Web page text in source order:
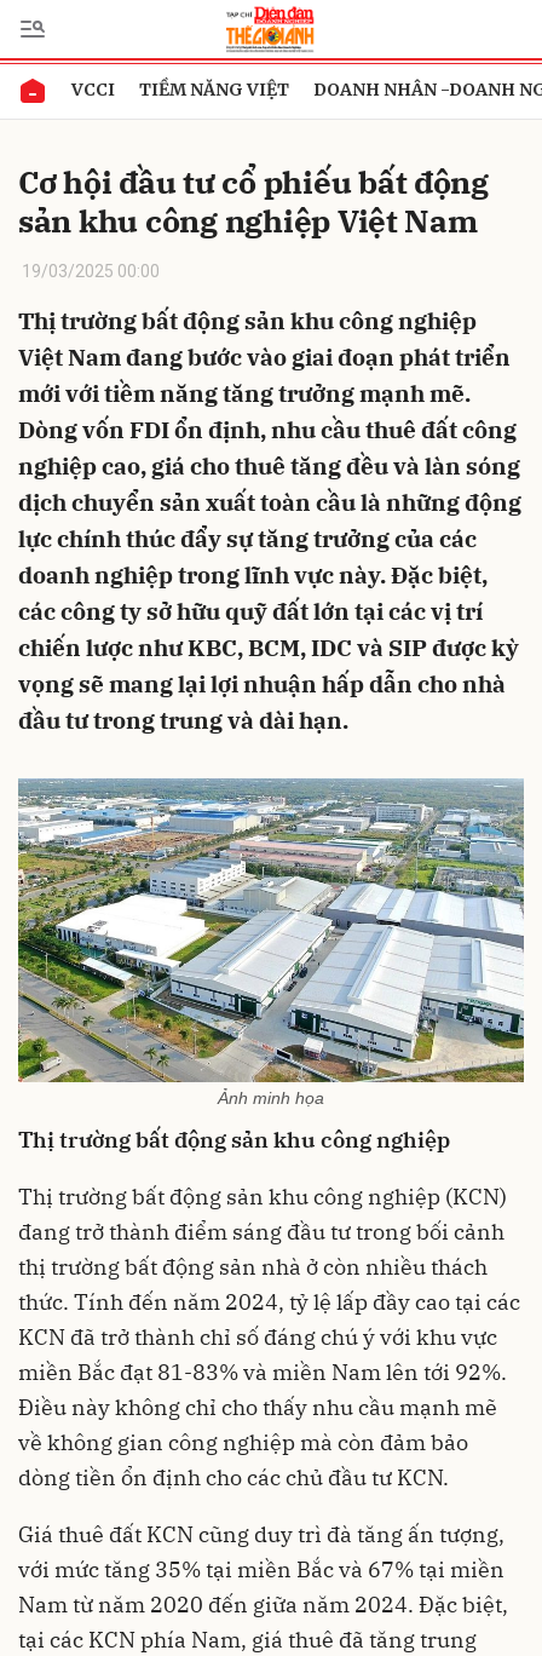
VCCI TIỀM NĂNG VIỆT DOANH NHÂN -DOANH
Cơ hội đầu tư cổ phiếu bất động
sản khu công nghiệp Việt Nam
19/03/2025 00:00
Thị trường bất động sản khu công nghiệp
Việt Nam đang bước vào giai đoạn phát triển
mới với tiềm năng tăng trưởng mạnh mẽ.
Dòng vốn FDI ổn định, nhu cầu thuê đất công
nghiệp cao, giá cho thuê tăng đều và làn sóng
dịch chuyển sản xuất toàn cầu là những động
lực chính thúc đẩy sự tăng trưởng của các
doanh nghiệp trong lĩnh vực này. Đặc biệt,
các công ty sở hữu quỹ đất lớn tại các vị trí
chiến lược như KBC, BCM, IDC và SIP được kỳ
vọng sẽ mang lại lợi nhuận hấp dẫn cho nhà
đầu tư trong trung và dài hạn.
Ảnh minh họa
Thị trường bất động sản khu công nghiệp
Thị trường bất động sản khu công nghiệp (KCN)
đang trở thành điểm sáng đầu tư trong bối cảnh
thị trường bất động sản nhà ở còn nhiều thách
thức. Tính đến năm 2024, tỷ lệ lấp đầy cao tại các
KCN đã trở thành chỉ số đáng chú ý với khu vực
miền Bắc đạt 81-83% và miền Nam lên tới 92%.
Điều này không chỉ cho thấy nhu cầu mạnh mẽ
về không gian công nghiệp mà còn đảm bảo
dòng tiền ổn định cho các chủ đầu tư KCN.
Giá thuê đất KCN cũng duy trì đà tăng ấn tượng,
với mức tăng 35% tại miền Bắc và 67% tại miền
Nam từ năm 2020 đến giữa năm 2024. Đặc biệt,
tại các KCN phía Nam, giá thuê đã tăng trung
Gửi bình luận
Hủy Gửi